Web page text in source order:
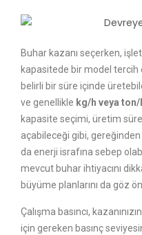
Buhar kazanı seçerken,
kapasitede bir model tercih
belirli bir süre içinde
ve genellikle kg/h veya ton/
kapasite seçimi, üretim
açabileceği gibi,
da enerji israfına sebep
mevcut buhar ihtiyacını
büyüme planlarını da göz
Çalışma basıncı,
için gereken basınç